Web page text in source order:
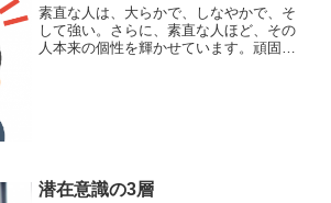
素直な人は、大らかで、しなやかで、そ
して強い。さらに、素直な人ほど、その
人本来の個性を輝かせています。頑固な
潜在意識の3層